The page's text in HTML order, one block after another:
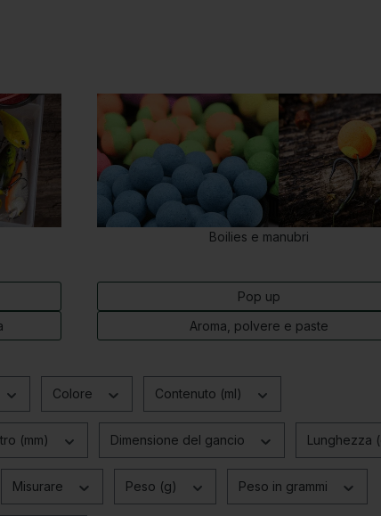
Boilies e manubri
Pop up
Aroma, polvere e paste
Colore Contenuto (ml)
(mm) Dimensione del gancio Lunghezza
Misurare Peso (g) Peso in grammi